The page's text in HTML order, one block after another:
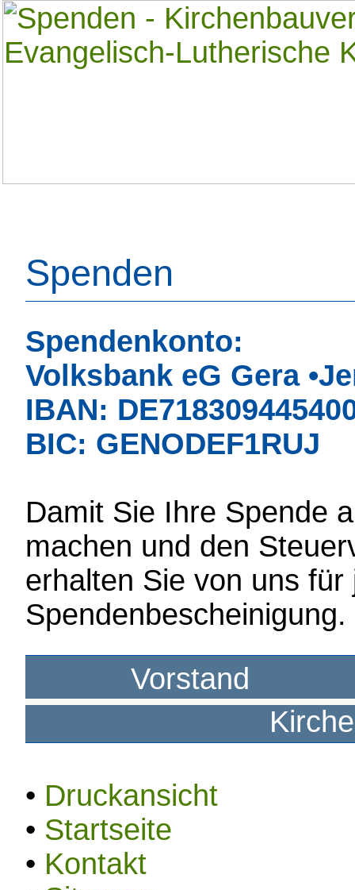
Spenden
Spendenkonto:
Volksbank eG Gera
IBAN:
BIC: GENODEF1RUJ
Damit Sie Ihre Spende
machen und den
erhalten Sie von uns
Spendenbescheinigung.
Vorstand
• Druckansicht
• Startseite
• Kontakt